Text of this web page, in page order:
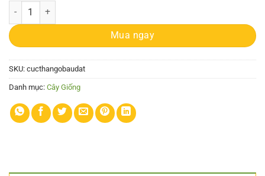
Cúc thân gỗ bầu đất - Cúc trường thọ, cúc vạn niên - Bầu rễ ổn định,
Mua ngay
SKU: cucthangobaudat
Danh mục: Cây Giống